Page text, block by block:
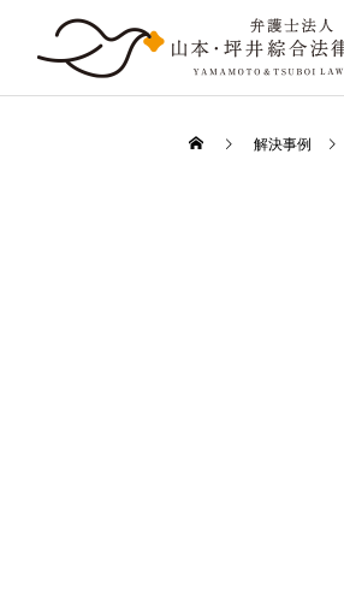
解決事例